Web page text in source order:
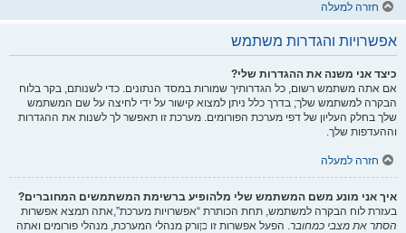
חזרה למעלה
אפשרויות והגדרות משתמש
כיצד אני משנה את ההגדרות שלי?
אם אתה משתמש רשום, כל הגדרותיך שמורות במסד הנתונים. כדי לשנותם, בקר בלוח
הבקרה למשתמש שלך; בדרך כלל ניתן למצוא קישור על ידי לחיצה על שם המשתמש
שלך בחלק העליון של דפי מערכת הפורומים. מערכת זו תאפשר לך לשנות את ההגדרות
וההעדפות שלך.
חזרה למעלה
איך אני מונע משם המשתמש שלי מלהופיע ברשימת המשתמשים המחוברים?
בעזרת לוח הבקרה למשתמש, תחת הכותרת “אפשרויות מערכת”,אתה תמצא אפשרות
הסתר את מצבי כמחובר. הפעל אפשרות זו כןורק מנהלי המערכת, מנהלי פורומים ואתה